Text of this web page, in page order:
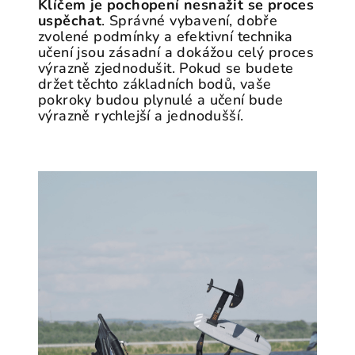
Klíčem je pochopení nesnažit se proces
uspěchat. Správné vybavení, dobře
zvolené podmínky a efektivní technika
učení jsou zásadní a dokážou celý proces
výrazně zjednodušit. Pokud se budete
držet těchto základních bodů, vaše
pokroky budou plynulé a učení bude
výrazně rychlejší a jednodušší.